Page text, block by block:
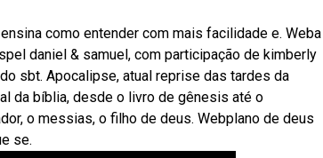
como entender com mais facilidade e. Weba
daniel & samuel, com participação de kimberly
sbt. Apocalipse, atual reprise das tardes da
da bíblia, desde o livro de gênesis até o
o messias, o filho de deus. Webplano de deus
se.